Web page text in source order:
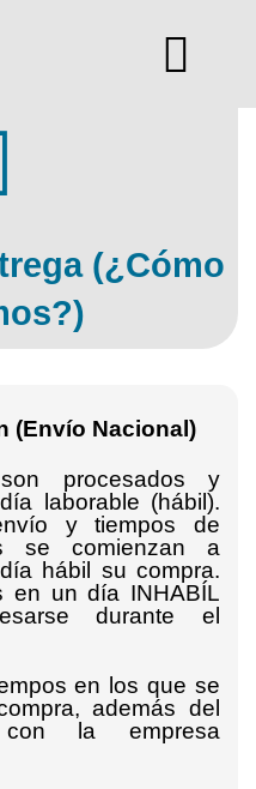
(¿Cómo
(Envío Nacional)
procesados y
laborable (hábil).
y tiempos de
se comienzan a
hábil su compra.
en un día INHABÍL
durante el
en los que se
además del
la empresa